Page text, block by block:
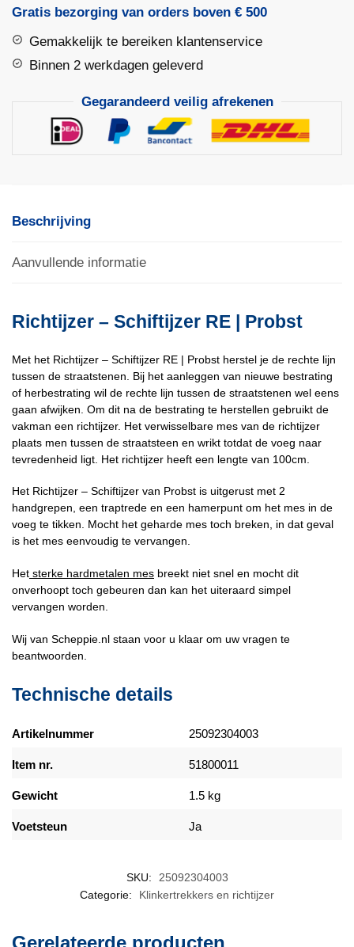
RE
Probst
aantal
Gratis bezorging van orders boven € 500
Gemakkelijk te bereiken klantenservice
Binnen 2 werkdagen geleverd
Gegarandeerd veilig afrekenen
Beschrijving
Aanvullende informatie
Richtijzer – Schiftijzer RE | Probst
Met het Richtijzer – Schiftijzer RE | Probst herstel je de rechte lijn
tussen de straatstenen. Bij het aanleggen van nieuwe bestrating
of herbestrating wil de rechte lijn tussen de straatstenen wel eens
gaan afwijken. Om dit na de bestrating te herstellen gebruikt de
vakman een richtijzer. Het verwisselbare mes van de richtijzer
plaats men tussen de straatsteen en wrikt totdat de voeg naar
tevredenheid ligt. Het richtijzer heeft een lengte van 100cm.
Het Richtijzer – Schiftijzer van Probst is uitgerust met 2
handgrepen, een traptrede en een hamerpunt om het mes in de
voeg te tikken. Mocht het geharde mes toch breken, in dat geval
is het mes eenvoudig te vervangen.
Het sterke hardmetalen mes breekt niet snel en mocht dit
onverhoopt toch gebeuren dan kan het uiteraard simpel
vervangen worden.
Wij van Scheppie.nl staan voor u klaar om uw vragen te
beantwoorden.
Technische details
Artikelnummer 25092304003
Item nr. 51800011
Gewicht 1.5 kg
Voetsteun Ja
SKU:
25092304003
Categorie:
Klinkertrekkers en richtijzer